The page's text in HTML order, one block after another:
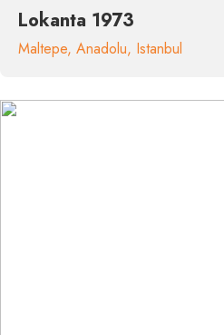
Lokanta 1973
Maltepe, Anadolu, Istanbul